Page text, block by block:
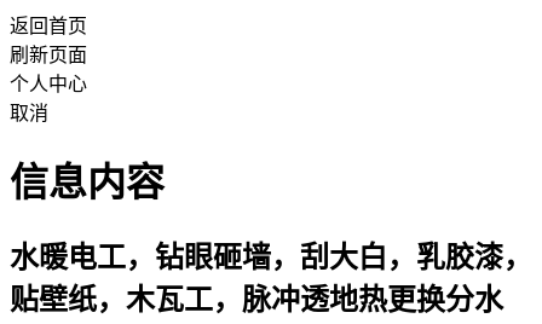
返回首页
刷新页面
个人中心
取消
信息内容
水暖电工，钻眼砸墙，刮大白，乳胶漆，
贴壁纸，木瓦工，脉冲透地热更换分水